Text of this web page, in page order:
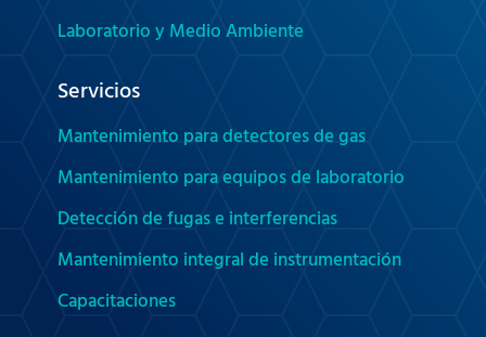
Laboratorio y Medio Ambiente
Servicios
Mantenimiento para detectores de gas
Mantenimiento para equipos de laboratorio
Detección de fugas e interferencias
Mantenimiento integral de instrumentación
Capacitaciones